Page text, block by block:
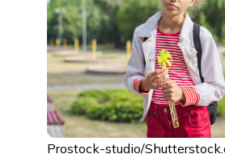
Prostock-studio/